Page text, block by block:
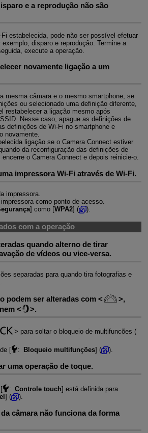
e a reprodução não são
Fi estabelecida, pode não ser possível efetuar
disparo e reprodução. Termine a
execute a operação.
novamente ligação a um
mesma câmara e o mesmo smartphone, se
ou selecionado uma definição diferente,
restabelecer a ligação mesmo após
Nesse caso, apague as definições de
definições de Wi-Fi no smartphone e
novamente.
ligação se o Camera Connect estiver
da reconfiguração das definições de
encerre o Camera Connect e depois reinicie-o.
impressora Wi-Fi através de Wi-Fi.
impressora.
como ponto de acesso.
] como [WPA2] ( ).
com a operação
quando alterno de tirar
de vídeos ou vice-versa.
separadas para quando tira fotografias e
podem ser alteradas com
,
.
para soltar o bloqueio de multifuncões (
[
: Bloqueio multifunções] ( ).
uma operação de toque.
: Controle touch] está definida para
] ( ).
câmara não funciona da forma